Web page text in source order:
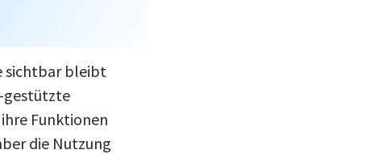
sichtbar bleibt
gestützte
Funktionen
die Nutzung